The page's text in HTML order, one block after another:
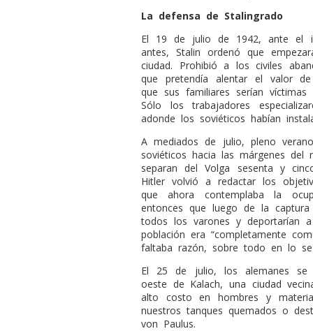
La defensa de Stalingrado
El 19 de julio de 1942, ante el
antes, Stalin ordenó que
ciudad. Prohibió a los civiles
que pretendía alentar el valor
que sus familiares serían
Sólo los trabajadores
adonde los soviéticos habían
A mediados de julio, pleno
soviéticos hacia las márgenes
separan del Volga sesenta y
Hitler volvió a redactar los
que ahora contemplaba la
entonces que luego de la
todos los varones y deportarían
población era “completamente
faltaba razón, sobre todo en lo
El 25 de julio, los alemanes se
oeste de Kalach, una ciudad
alto costo en hombres y
nuestros tanques quemados o
von Paulus.